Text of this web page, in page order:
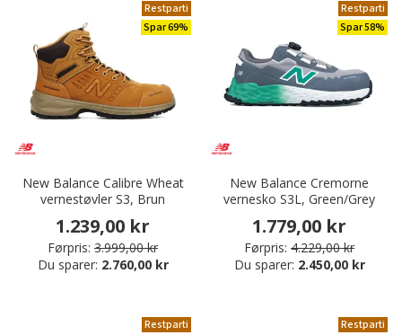
Restparti
Spar 69%
New Balance Calibre Wheat
vernestøvler S3, Brun
1.239,00 kr
Førpris: 3.999,00 kr
Du sparer: 2.760,00 kr
Restparti
Spar 58%
New Balance Cremorne
vernesko S3L, Green/Grey
1.779,00 kr
Førpris: 4.229,00 kr
Du sparer: 2.450,00 kr
Restparti
Restparti